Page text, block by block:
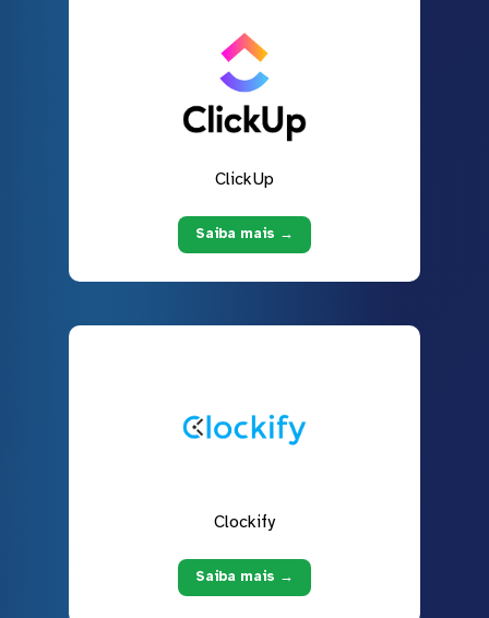
ClickUp
Saiba mais →
Clockify
Saiba mais →